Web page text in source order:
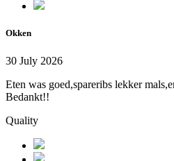
Okken
30 July 2026
Eten was goed,spareribs lekker
Bedankt!!
Quality